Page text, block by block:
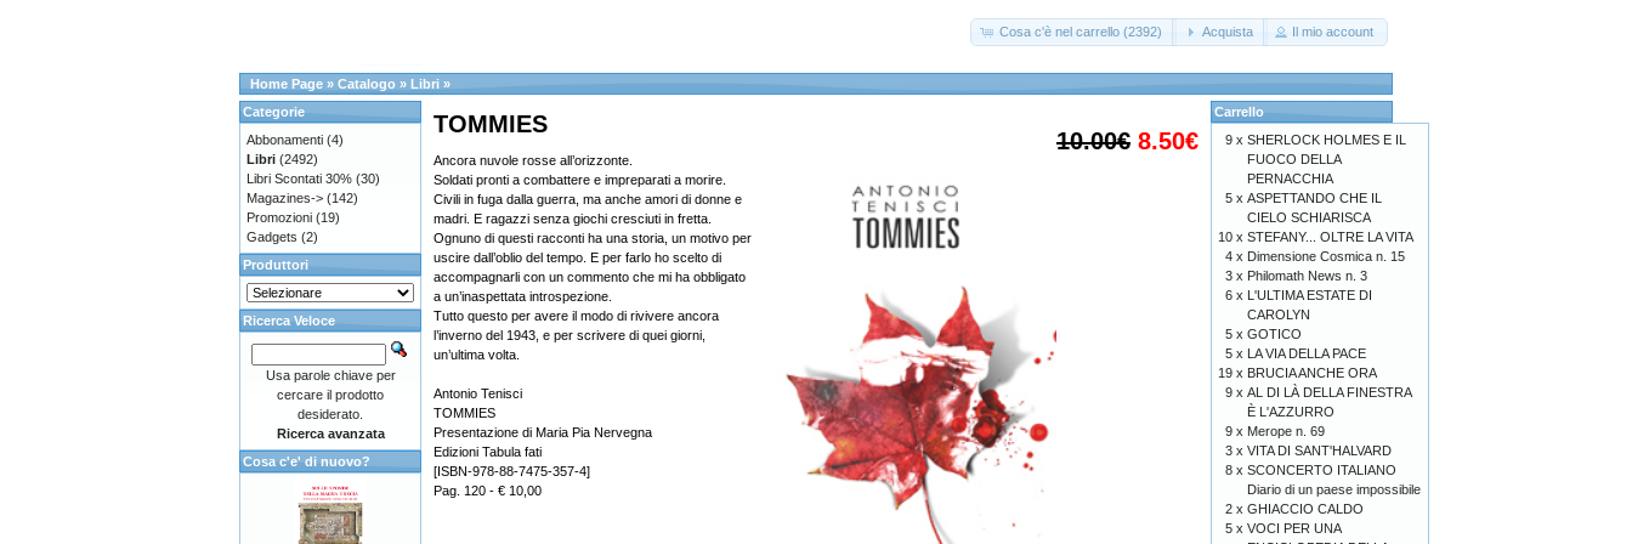
Cosa c'è nel carrello (2392) Acquista Il mio account
Home Page » Catalogo » Libri »
10.00€ 8.50€
TOMMIES
Ancora nuvole rosse all’orizzonte.
Soldati pronti a combattere e impreparati a morire.
Civili in fuga dalla guerra, ma anche amori di donne e
madri. E ragazzi senza giochi cresciuti in fretta.
Ognuno di questi racconti ha una storia, un motivo per
uscire dall’oblio del tempo. E per farlo ho scelto di
accompagnarli con un commento che mi ha obbligato
a un’inaspettata introspezione.
Tutto questo per avere il modo di rivivere ancora
l’inverno del 1943, e per scrivere di quei giorni,
un’ultima volta.
Antonio Tenisci
TOMMIES
Presentazione di Maria Pia Nervegna
Edizioni Tabula fati
[ISBN-978-88-7475-357-4]
Pag. 120 - € 10,00
Categorie
Abbonamenti (4)
Libri (2492)
Libri Scontati 30% (30)
Magazines-> (142)
Promozioni (19)
Gadgets (2)
Produttori
Ricerca Veloce
Usa parole chiave per
cercare il prodotto
desiderato.
Ricerca avanzata
Cosa c'e' di nuovo?
Carrello
9 x SHERLOCK HOLMES E IL
FUOCO DELLA
PERNACCHIA
5 x ASPETTANDO CHE IL
CIELO SCHIARISCA
10 x STEFANY... OLTRE LA VITA
4 x Dimensione Cosmica n. 15
3 x Philomath News n. 3
6 x L'ULTIMA ESTATE DI
CAROLYN
5 x GOTICO
5 x LA VIA DELLA PACE
19 x BRUCIA ANCHE ORA
9 x AL DI LÀ DELLA FINESTRA
È L'AZZURRO
9 x Merope n. 69
3 x VITA DI SANT'HALVARD
8 x SCONCERTO ITALIANO
Diario di un paese impossibile
2 x GHIACCIO CALDO
5 x VOCI PER UNA